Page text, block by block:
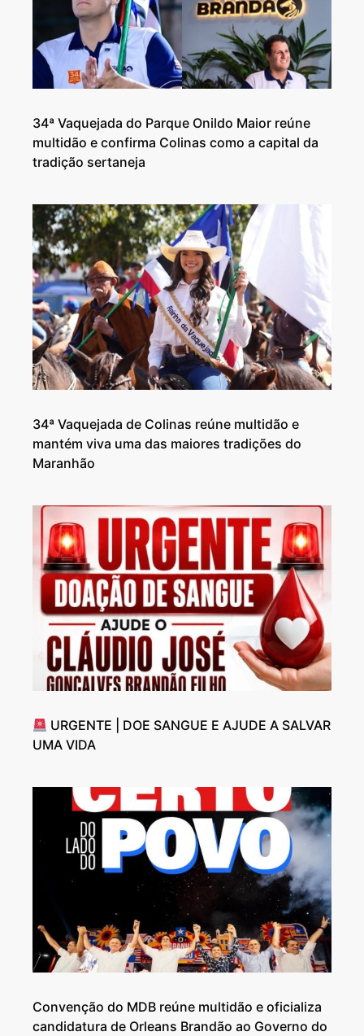
34ª Vaquejada do Parque Onildo Maior reúne
multidão e confirma Colinas como a capital da
tradição sertaneja
34ª Vaquejada de Colinas reúne multidão e
mantém viva uma das maiores tradições do
Maranhão
URGENTE | DOE SANGUE E AJUDE A SALVAR
UMA VIDA
Convenção do MDB reúne multidão e oficializa
candidatura de Orleans Brandão ao Governo do